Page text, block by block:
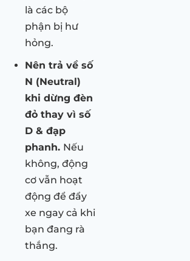
là các bộ
phận bị hư
hỏng.
Nên trả về số
N (Neutral)
khi dừng đèn
đỏ thay vì số
D & đạp
phanh. Nếu
không, động
cơ vẫn hoạt
động để đẩy
xe ngay cả khi
bạn đang rà
thắng.